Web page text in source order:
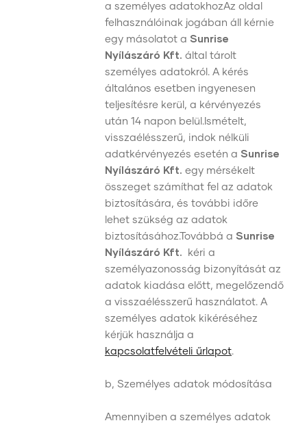
a személyes adatokhozAz oldal
felhasználóinak jogában áll kérnie
egy másolatot a Sunrise
Nyílászáró Kft. által tárolt
személyes adatokról. A kérés
általános esetben ingyenesen
teljesítésre kerül, a kérvényezés
után 14 napon belül.Ismételt,
visszaélésszerű, indok nélküli
adatkérvényezés esetén a Sunrise
Nyílászáró Kft. egy mérsékelt
összeget számíthat fel az adatok
biztosítására, és további időre
lehet szükség az adatok
biztosításához.Továbbá a Sunrise
Nyílászáró Kft. kéri a
személyazonosság bizonyítását az
adatok kiadása előtt, megelőzendő
a visszaélésszerű használatot. A
személyes adatok kikéréséhez
kérjük használja a
kapcsolatfelvételi űrlapot.
b, Személyes adatok módosítása
Amennyiben a személyes adatok